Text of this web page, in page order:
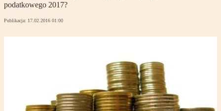
podatkowego 2017?
Publikacja: 17.02.2016 01:00